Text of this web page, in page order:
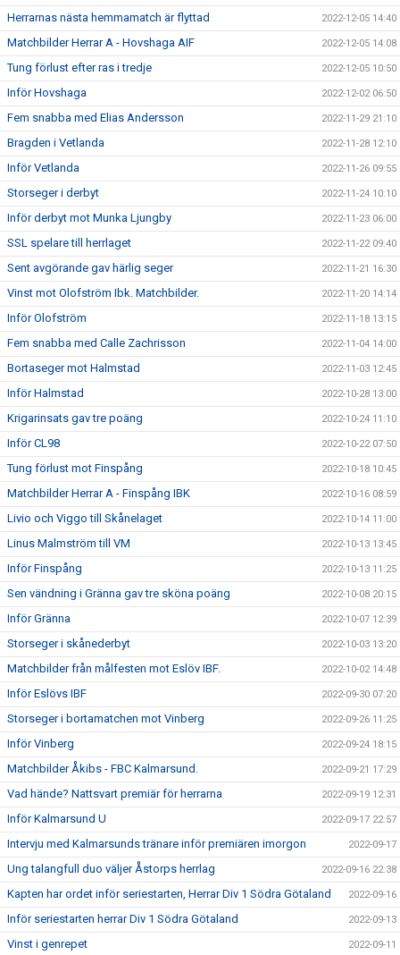
Herrarnas nästa hemmamatch är flyttad 2022-12-05 14:40
Matchbilder Herrar A - Hovshaga AIF 2022-12-05 14:08
Tung förlust efter ras i tredje 2022-12-05 10:50
Inför Hovshaga 2022-12-02 06:50
Fem snabba med Elias Andersson 2022-11-29 21:10
Bragden i Vetlanda 2022-11-28 12:10
Inför Vetlanda 2022-11-26 09:55
Storseger i derbyt 2022-11-24 10:10
Inför derbyt mot Munka Ljungby 2022-11-23 06:00
SSL spelare till herrlaget 2022-11-22 09:40
Sent avgörande gav härlig seger 2022-11-21 16:30
Vinst mot Olofström Ibk. Matchbilder. 2022-11-20 14:14
Inför Olofström 2022-11-18 13:15
Fem snabba med Calle Zachrisson 2022-11-04 14:00
Bortaseger mot Halmstad 2022-11-03 12:45
Inför Halmstad 2022-10-28 13:00
Krigarinsats gav tre poäng 2022-10-24 11:10
Inför CL98 2022-10-22 07:50
Tung förlust mot Finspång 2022-10-18 10:45
Matchbilder Herrar A - Finspång IBK 2022-10-16 08:59
Livio och Viggo till Skånelaget 2022-10-14 11:00
Linus Malmström till VM 2022-10-13 13:45
Inför Finspång 2022-10-13 11:25
Sen vändning i Gränna gav tre sköna poäng 2022-10-08 20:15
Inför Gränna 2022-10-07 12:39
Storseger i skånederbyt 2022-10-03 13:20
Matchbilder från målfesten mot Eslöv IBF. 2022-10-02 14:48
Inför Eslövs IBF 2022-09-30 07:20
Storseger i bortamatchen mot Vinberg 2022-09-26 11:25
Inför Vinberg 2022-09-24 18:15
Matchbilder Åkibs - FBC Kalmarsund. 2022-09-21 17:29
Vad hände? Nattsvart premiär för herrarna 2022-09-19 12:31
Inför Kalmarsund U 2022-09-17 22:57
Intervju med Kalmarsunds tränare inför premiären imorgon 2022-09-17
Ung talangfull duo väljer Åstorps herrlag 2022-09-16 22:38
Kapten har ordet inför seriestarten, Herrar Div 1 Södra Götaland 2022-09-16
Inför seriestarten herrar Div 1 Södra Götaland 2022-09-13
Vinst i genrepet 2022-09-11